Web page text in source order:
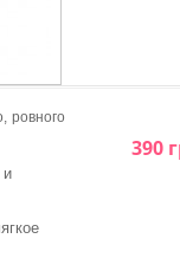
ровного
и
390